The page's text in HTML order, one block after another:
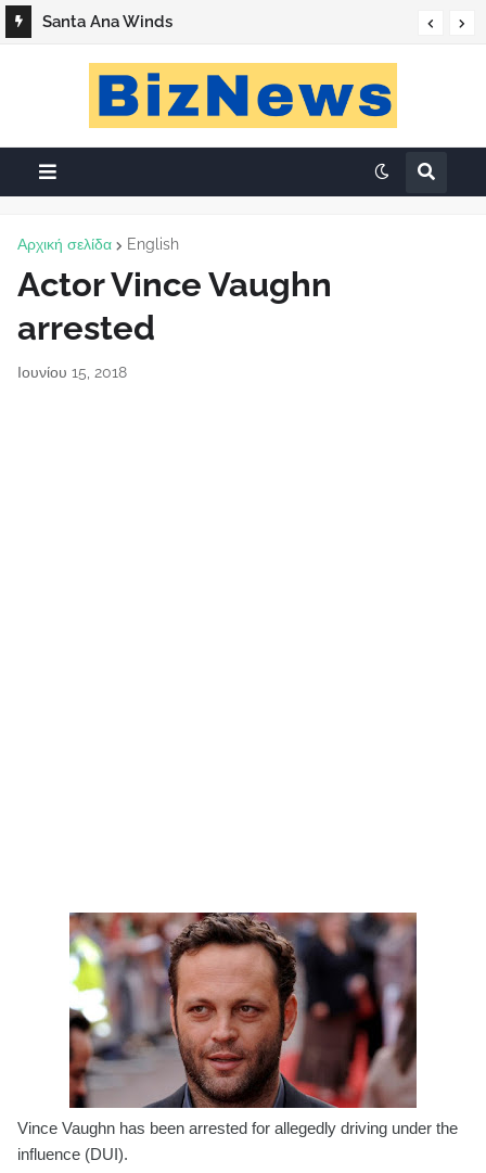
Santa Ana Winds
Αρχική σελίδα English
Actor Vince Vaughn
arrested
Ιουνίου 15, 2018
Vince Vaughn has been arrested for allegedly driving under the
influence (DUI).